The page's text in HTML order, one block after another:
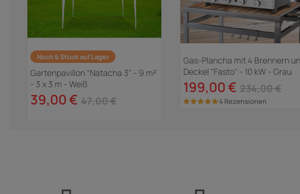
Noch 6 Stück auf Lager
Gartenpavillon "Natacha 3" - 9 m²
- 3 x 3 m - Weiß
39,00 € 47,00 €
Gas-Plancha mit 4 Brennern
Deckel "Fasto" - 10 kW - Grau
199,00 € 234,00 €
4 Rezensionen